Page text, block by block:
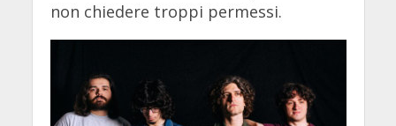
non chiedere troppi permessi.